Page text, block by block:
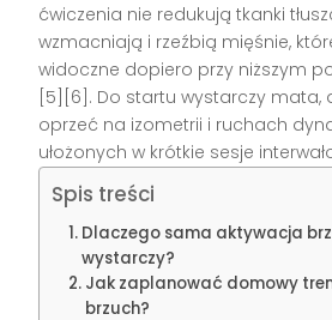
ćwiczenia nie redukują tkanki
wzmacniają i rzeźbią mięśnie,
widoczne dopiero przy niższym
[5][6]. Do startu wystarczy mata,
oprzeć na izometrii i ruchach
ułożonych w krótkie sesje
Spis treści
Dlaczego sama aktywacja
wystarczy?
Jak zaplanować domowy
brzuch?